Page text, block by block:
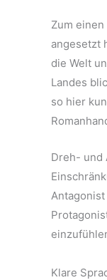
Zum
angesetzt
die Welt
Landes
so hier
Dreh- und
Klare